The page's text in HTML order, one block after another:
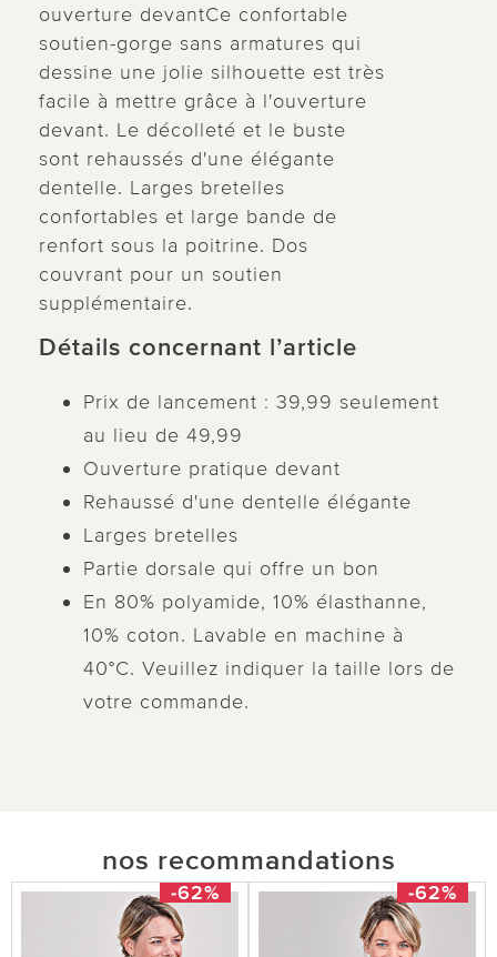
ouverture devantCe confortable
soutien-gorge sans armatures qui
dessine une jolie silhouette est très
facile à mettre grâce à l'ouverture
devant. Le décolleté et le buste
sont rehaussés d'une élégante
dentelle. Larges bretelles
confortables et large bande de
renfort sous la poitrine. Dos
couvrant pour un soutien
supplémentaire.
Détails concernant l’article
Prix de lancement : 39,99 seulement
au lieu de 49,99
Ouverture pratique devant
Rehaussé d'une dentelle élégante
Larges bretelles
Partie dorsale qui offre un bon
En 80% polyamide, 10% élasthanne,
10% coton. Lavable en machine à
40°C. Veuillez indiquer la taille lors de
votre commande.
nos recommandations
-62% -62%